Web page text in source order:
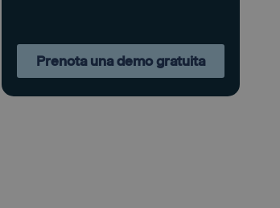
Prenota una demo gratuita